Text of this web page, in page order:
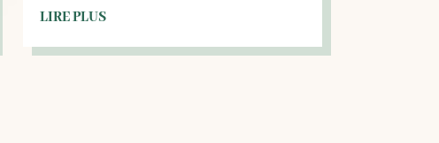
LIRE PLUS